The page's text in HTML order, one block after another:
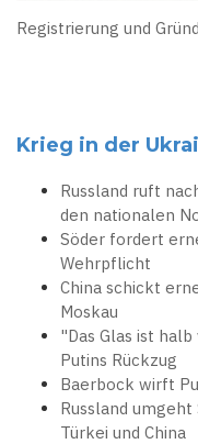
Registrierung und
Krieg in der
Russland ruft
den nationalen
Söder fordert
Wehrpflicht
China schickt
Moskau
"Das Glas ist
Putins Rückzug
Baerbock wirft
Russland
Türkei und China